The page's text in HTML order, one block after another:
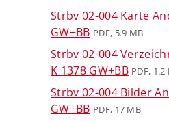
Strbv 02-004 Karte
GW+BB PDF, 5.9 MB
Strbv 02-004
K 1378 GW+BB PDF, 1.2
Strbv 02-004 Bilder
GW+BB PDF, 17 MB